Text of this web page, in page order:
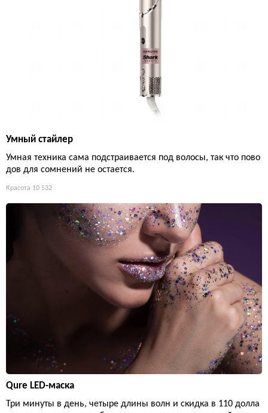
Умный стайлер
Умная техника сама подстраивается под волосы, так что пово
дов для сомнений не остается.
Красота 10 532
Qure LED-маска
Три минуты в день, четыре длины волн и скидка в 110 долла